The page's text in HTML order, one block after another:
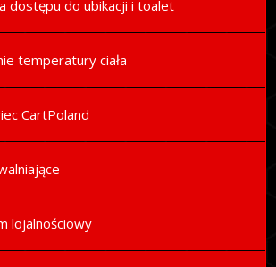
dostępu do ubikacji i toalet
temperatury ciała
CartPoland
lojalnościowy